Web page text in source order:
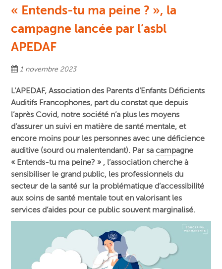
« Entends-tu ma peine ? », la
campagne lancée par l’asbl
APEDAF
1 novembre 2023
L’APEDAF, Association des Parents d’Enfants Déficients
Auditifs Francophones, part du constat que depuis
l’après Covid, notre société n’a plus les moyens
d’assurer un suivi en matière de santé mentale, et
encore moins pour les personnes avec une déficience
auditive (sourd ou malentendant). Par sacampagne
« Entends-tu ma peine? » , l’association cherche à
sensibiliser le grand public, les professionnels du
secteur de la santé sur la problématique d’accessibilité
aux soins de santé mentale tout en valorisant les
services d’aides pour ce public souvent marginalisé.